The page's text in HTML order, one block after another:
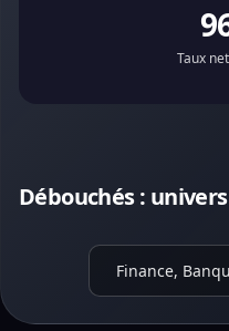
Taux
Débouchés :
Finance,